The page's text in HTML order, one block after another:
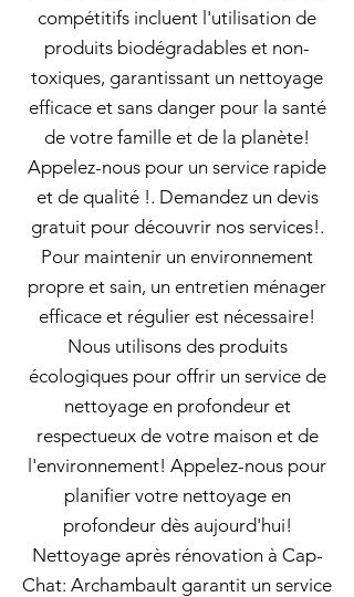
compétitifs incluent l'utilisation de
produits biodégradables et non-
toxiques, garantissant un nettoyage
efficace et sans danger pour la santé
de votre famille et de la planète!
Appelez-nous pour un service rapide
et de qualité !. Demandez un devis
gratuit pour découvrir nos services!.
Pour maintenir un environnement
propre et sain, un entretien ménager
efficace et régulier est nécessaire!
Nous utilisons des produits
écologiques pour offrir un service de
nettoyage en profondeur et
respectueux de votre maison et de
l'environnement! Appelez-nous pour
planifier votre nettoyage en
profondeur dès aujourd'hui!
Nettoyage après rénovation à Cap-
Chat: Archambault garantit un service